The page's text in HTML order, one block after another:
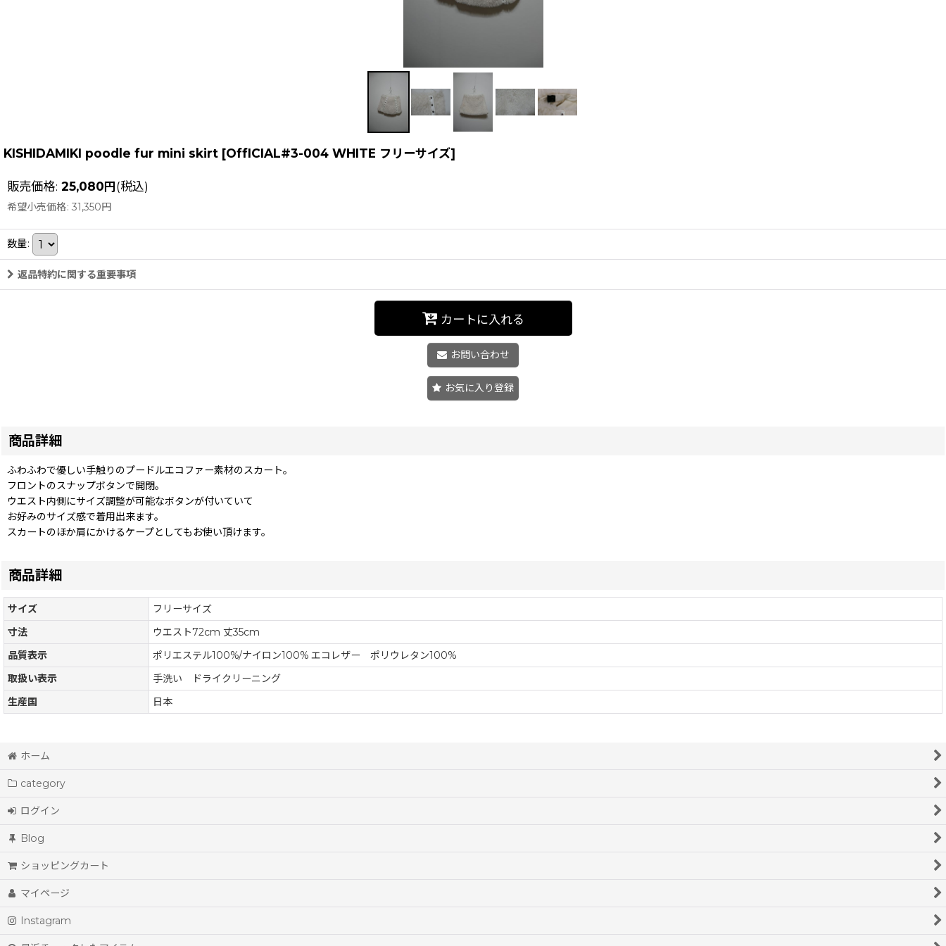
KISHIDAMIKI poodle fur mini skirt [OffICIAL#3-004 WHITE フリーサイズ]
販売価格: 25,080円(税込)
希望小売価格: 31,350円
数量:
返品特約に関する重要事項
カートに入れる
お問い合わせ
お気に入り登録
商品詳細
ふわふわで優しい手触りのプードルエコファー素材のスカート。
フロントのスナップボタンで開閉。
ウエスト内側にサイズ調整が可能なボタンが付いていて
お好みのサイズ感で着用出来ます。
スカートのほか肩にかけるケープとしてもお使い頂けます。
商品詳細
サイズ
フリーサイズ
寸法
ウエスト72cm 丈35cm
品質表示
ポリエステル100%/ナイロン100% エコレザー ポリウレタン100%
取扱い表示
手洗い ドライクリーニング
生産国
日本
ホーム
category
ログイン
Blog
ショッピングカート
マイページ
Instagram